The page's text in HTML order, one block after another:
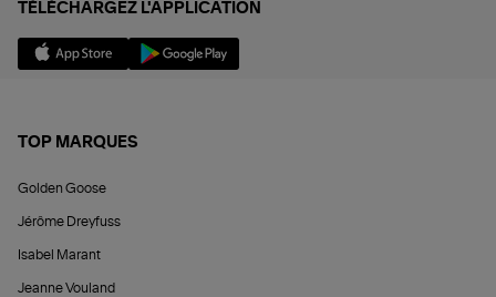
TÉLÉCHARGEZ L'APPLICATION
TOP MARQUES
Golden Goose
Jérôme Dreyfuss
Isabel Marant
Jeanne Vouland